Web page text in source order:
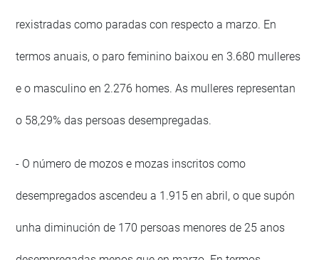
rexistradas como paradas con respecto a marzo. En
termos anuais, o paro feminino baixou en 3.680 mulleres
e o masculino en 2.276 homes. As mulleres representan
o 58,29% das persoas desempregadas.
- O número de mozos e mozas inscritos como
desempregados ascendeu a 1.915 en abril, o que supón
unha diminución de 170 persoas menores de 25 anos